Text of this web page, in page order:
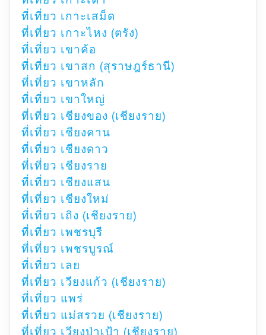
ที่เที่ยว เกาะเสม็ด
ที่เที่ยว เกาะไหง (ตรัง)
ที่เที่ยว เขาค้อ
ที่เที่ยว เขาสก (สุราษฎร์ธานี)
ที่เที่ยว เขาหลัก
ที่เที่ยว เขาใหญ่
ที่เที่ยว เชียงของ (เชียงราย)
ที่เที่ยว เชียงคาน
ที่เที่ยว เชียงดาว
ที่เที่ยว เชียงราย
ที่เที่ยว เชียงแสน
ที่เที่ยว เชียงใหม่
ที่เที่ยว เถิง (เชียงราย)
ที่เที่ยว เพชรบุรี
ที่เที่ยว เพชรบูรณ์
ที่เที่ยว เลย
ที่เที่ยว เวียงแก้ว (เชียงราย)
ที่เที่ยว แพร่
ที่เที่ยว แม่สรวย (เชียงราย)
ที่เที่ยว เวียงป่าเป้า (เชียงราย)